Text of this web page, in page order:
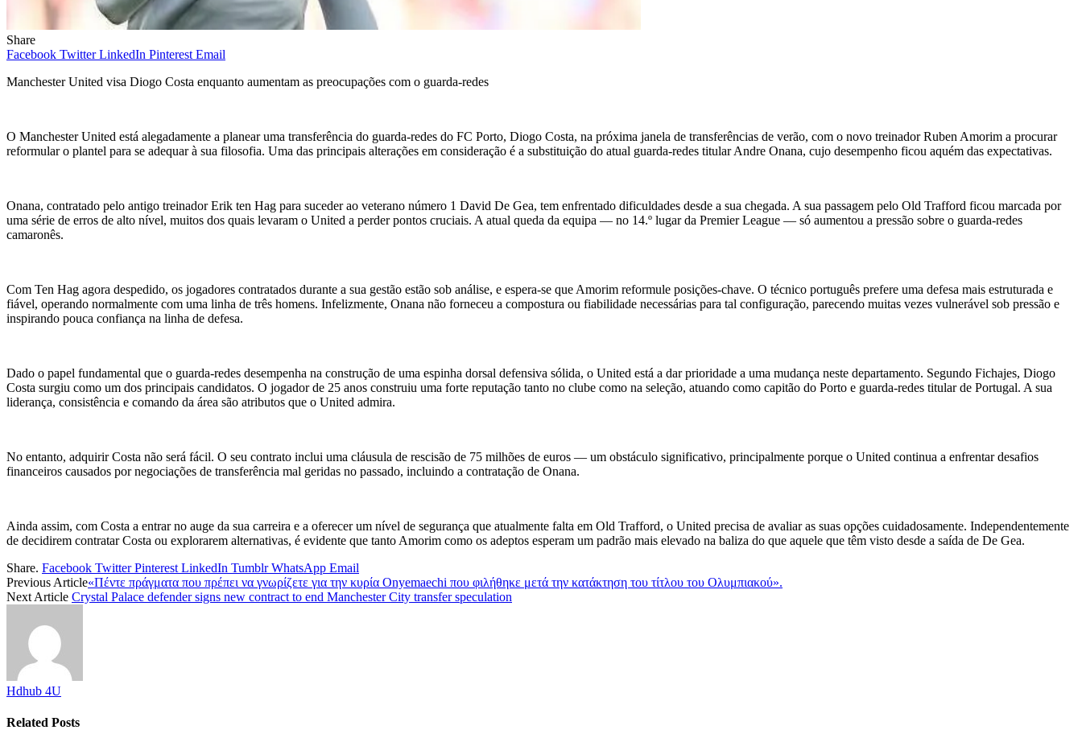
Share
Facebook Twitter LinkedIn Pinterest Email
Manchester United visa Diogo Costa enquanto aumentam as preocupações com o guarda-redes
O Manchester United está alegadamente a planear uma transferência do guarda-redes do FC Porto, Diogo Costa, na próxima janela de transferências de verão, com o novo treinador Ruben Amorim a procurar
reformular o plantel para se adequar à sua filosofia. Uma das principais alterações em consideração é a substituição do atual guarda-redes titular Andre Onana, cujo desempenho ficou aquém das expectativas.
Onana, contratado pelo antigo treinador Erik ten Hag para suceder ao veterano número 1 David De Gea, tem enfrentado dificuldades desde a sua chegada. A sua passagem pelo Old Trafford ficou marcada por
uma série de erros de alto nível, muitos dos quais levaram o United a perder pontos cruciais. A atual queda da equipa — no 14.º lugar da Premier League — só aumentou a pressão sobre o guarda-redes
camaronês.
Com Ten Hag agora despedido, os jogadores contratados durante a sua gestão estão sob análise, e espera-se que Amorim reformule posições-chave. O técnico português prefere uma defesa mais estruturada e
fiável, operando normalmente com uma linha de três homens. Infelizmente, Onana não forneceu a compostura ou fiabilidade necessárias para tal configuração, parecendo muitas vezes vulnerável sob pressão e
inspirando pouca confiança na linha de defesa.
Dado o papel fundamental que o guarda-redes desempenha na construção de uma espinha dorsal defensiva sólida, o United está a dar prioridade a uma mudança neste departamento. Segundo Fichajes, Diogo
Costa surgiu como um dos principais candidatos. O jogador de 25 anos construiu uma forte reputação tanto no clube como na seleção, atuando como capitão do Porto e guarda-redes titular de Portugal. A sua
liderança, consistência e comando da área são atributos que o United admira.
No entanto, adquirir Costa não será fácil. O seu contrato inclui uma cláusula de rescisão de 75 milhões de euros — um obstáculo significativo, principalmente porque o United continua a enfrentar desafios
financeiros causados ​​por negociações de transferência mal geridas no passado, incluindo a contratação de Onana.
Ainda assim, com Costa a entrar no auge da sua carreira e a oferecer um nível de segurança que atualmente falta em Old Trafford, o United precisa de avaliar as suas opções cuidadosamente. Independentemente
de decidirem contratar Costa ou explorarem alternativas, é evidente que tanto Amorim como os adeptos esperam um padrão mais elevado na baliza do que aquele que têm visto desde a saída de De Gea.
Share. Facebook Twitter Pinterest LinkedIn Tumblr WhatsApp Email
Previous Article«Πέντε πράγματα που πρέπει να γνωρίζετε για την κυρία Onyemaechi που φιλήθηκε μετά την κατάκτηση του τίτλου του Ολυμπιακού».
Next Article Crystal Palace defender signs new contract to end Manchester City transfer speculation
Hdhub 4U
Related Posts